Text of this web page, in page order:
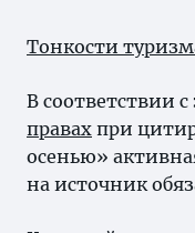
Тонкости
В соответствии
правах при
осенью»
на источник